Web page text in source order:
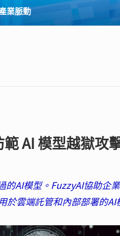
業脈動
AI 模型越獄攻
的AI模型。FuzzyAI協助企
於雲端託管和內部部署的AI